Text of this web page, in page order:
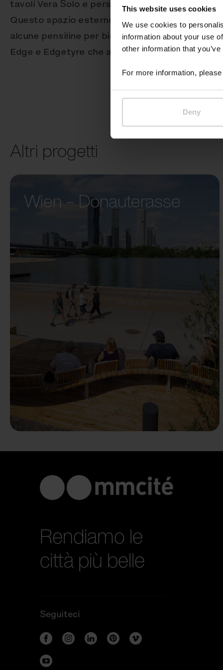
This website uses cookies
We use cookies to
information about your use
other information that
For more information,
Deny
tavoli Vera Solo e persino alcuni banchi
Questo spazio esterno nel suo insieme non
alcune pensiline per biciclette attrezzate con
Edge e Edgetyre che aggiungono un elemento
Altri progetti
Wien – Donauterasse
Rendiamo le
città più belle
Seguiteci